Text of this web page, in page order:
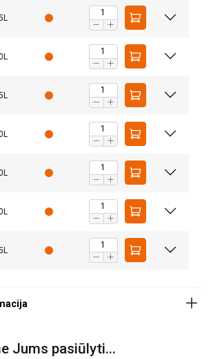
Jums pasiūlyti...
ENGLISH TRANSLATION
naudoja slapukus
turinį, skelbimus ir analizuoti